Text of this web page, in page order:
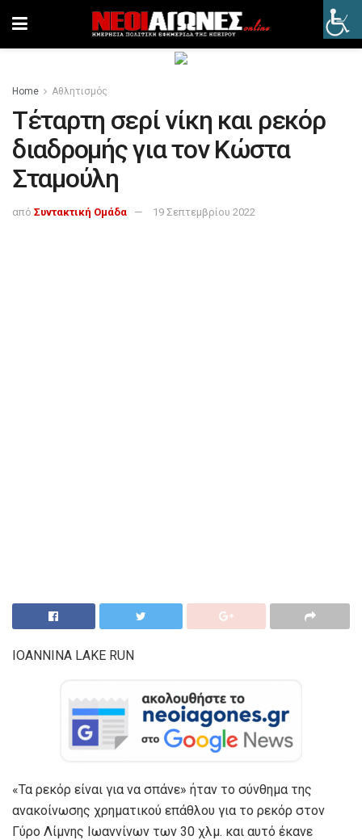
Home Αθλητισμός
Τέταρτη σερί νίκη και ρεκόρ
διαδρομής για τον Κώστα
Σταμούλη
από Συντακτική Ομάδα 19 Σεπτεμβρίου 2022
IOANNINA LAKE RUN
«Τα ρεκόρ είναι για να σπάνε» ήταν το σύνθημα της
ανακοίνωσης χρηματικού επάθλου για το ρεκόρ στον
Γύρο Λίμνης Ιωαννίνων των 30 χλμ. και αυτό έκανε